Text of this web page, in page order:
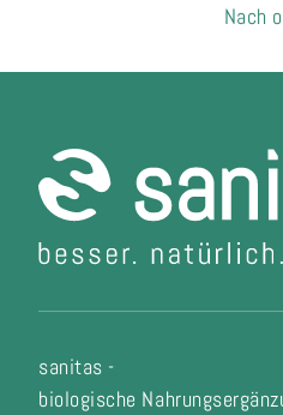
Nach
sanitas -
biologische